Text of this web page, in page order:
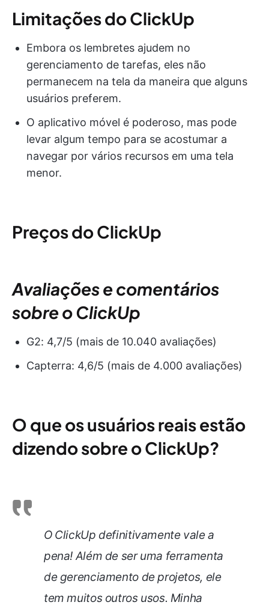
Limitações do ClickUp
Embora os lembretes ajudem no
gerenciamento de tarefas, eles não
permanecem na tela da maneira que alguns
usuários preferem.
O aplicativo móvel é poderoso, mas pode
levar algum tempo para se acostumar a
navegar por vários recursos em uma tela
menor.
Preços do ClickUp
Avaliações e comentários
sobre o ClickUp
G2: 4,7/5 (mais de 10.040 avaliações)
Capterra: 4,6/5 (mais de 4.000 avaliações)
O que os usuários reais estão
dizendo sobre o ClickUp?
O ClickUp definitivamente vale a
pena! Além de ser uma ferramenta
de gerenciamento de projetos, ele
tem muitos outros usos. Minha